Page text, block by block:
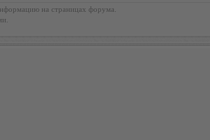
на страницах форума.